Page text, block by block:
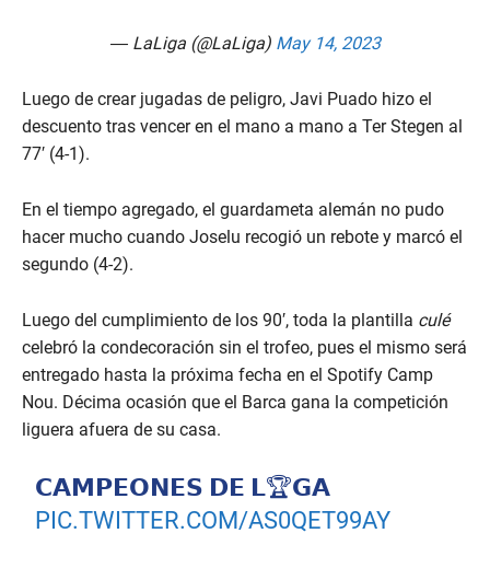
— LaLiga (@LaLiga) May 14, 2023
Luego de crear jugadas de peligro, Javi Puado hizo el
descuento tras vencer en el mano a mano a Ter Stegen al
77′ (4-1).
En el tiempo agregado, el guardameta alemán no pudo
hacer mucho cuando Joselu recogió un rebote y marcó el
segundo (4-2).
Luego del cumplimiento de los 90′, toda la plantilla culé
celebró la condecoración sin el trofeo, pues el mismo será
entregado hasta la próxima fecha en el Spotify Camp
Nou. Décima ocasión que el Barca gana la competición
liguera afuera de su casa.
𝗖𝗔𝗠𝗣𝗘𝗢𝗡𝗘𝗦 𝗗𝗘 𝗟🏆𝗚𝗔
PIC.TWITTER.COM/AS0QET99AY